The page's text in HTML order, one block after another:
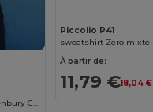
Pull Élégant Femme Col V Henbury Confort
Piccolio P41
sweatshirt Zero mixte
À partir de:
11,79 €18,04 €